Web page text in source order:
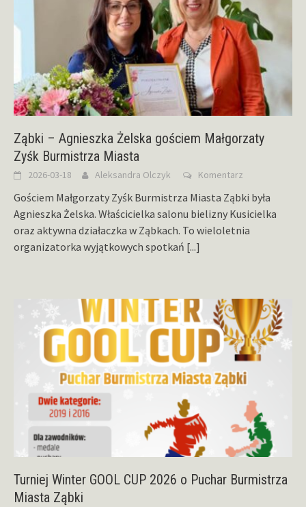
Ząbki – Agnieszka Żelska gościem Małgorzaty
Zyśk Burmistrza Miasta
2026-03-18 Aleksandra Olczyk Komentarz
Gościem Małgorzaty Zyśk Burmistrza Miasta Ząbki była
Agnieszka Żelska. Właścicielka salonu bielizny Kusicielka
oraz aktywna działaczka w Ząbkach. To wieloletnia
organizatorka wyjątkowych spotkań [...]
Turniej Winter GOOL CUP 2026 o Puchar Burmistrza
Miasta Ząbki